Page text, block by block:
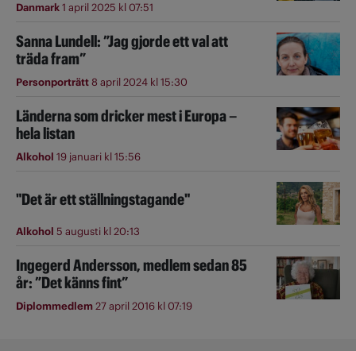
Danmark1 april 2025 kl 07:51
Sanna Lundell: ”Jag gjorde ett val att
träda fram”
Personporträtt8 april 2024 kl 15:30
Länderna som dricker mest i Europa –
hela listan
Alkohol 19 januari kl 15:56
"Det är ett ställningstagande"
Alkohol 5 augusti kl 20:13
Ingegerd Andersson, medlem sedan 85
år: ”Det känns fint”
Diplommedlem27 april 2016 kl 07:19